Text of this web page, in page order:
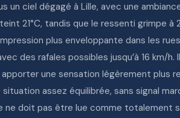
un ciel dégagé à Lille, avec une
21°C, tandis que le ressenti grimpe
plus enveloppante dans les
des rafales possibles jusqu’à 16 km/
une sensation légèrement plus
assez équilibrée, sans signal
ne doit pas être lue comme totalement